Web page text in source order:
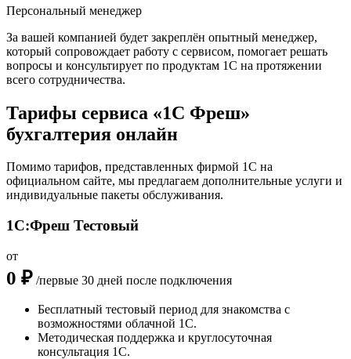
Персональный менеджер
За вашей компанией будет закреплён опытный менеджер,
который сопровождает работу с сервисом, помогает решать
вопросы и консультирует по продуктам 1С на протяжении
всего сотрудничества.
Тарифы сервиса «1С Фреш»
бухгалтерия онлайн
Помимо тарифов, представленных фирмой 1С на
официальном сайте, мы предлагаем дополнительные услуги и
индивидуальные пакеты обслуживания.
1С:Фреш Тестовый
от
0 ₽ /первые 30 дней после подключения
Бесплатный тестовый период для знакомства с
возможностями облачной 1С.
Методическая поддержка и круглосуточная
консультация 1С.